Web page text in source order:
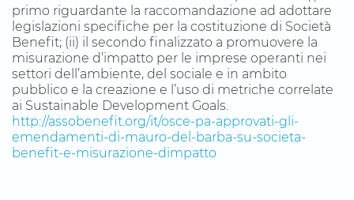
primo riguardante la raccomandazione ad adottare
legislazioni specifiche per la costituzione di Società
Benefit; (ii) il secondo finalizzato a promuovere la
misurazione d’impatto per le imprese operanti nei
settori dell’ambiente, del sociale e in ambito
pubblico e la creazione e l’uso di metriche correlate
ai Sustainable Development Goals.
http://assobenefit.org/it/osce-pa-approvati-gli-
emendamenti-di-mauro-del-barba-su-societa-
benefit-e-misurazione-dimpatto